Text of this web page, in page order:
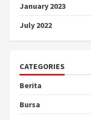
January 2023
July 2022
CATEGORIES
Berita
Bursa